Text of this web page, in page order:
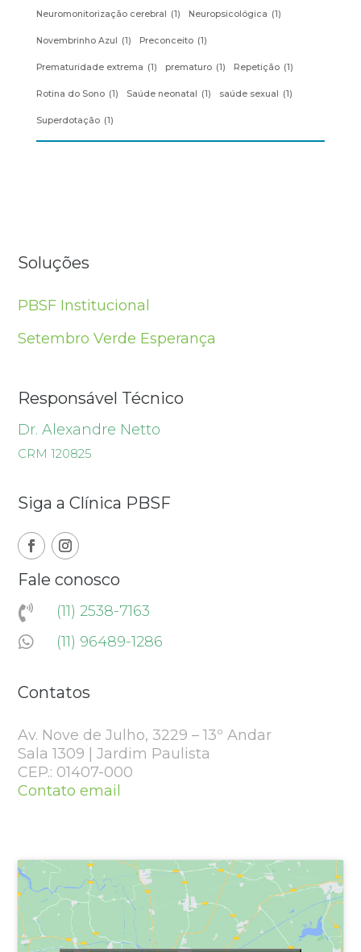
Neuromonitorização cerebral (1) Neuropsicológica (1)
Novembrinho Azul (1) Preconceito (1)
Prematuridade extrema (1) prematuro (1) Repetição (1)
Rotina do Sono (1) Saúde neonatal (1) saúde sexual (1)
Superdotação (1)
Soluções
PBSF Institucional
Setembro Verde Esperança
Responsável Técnico
Dr. Alexandre Netto
CRM 120825
Siga a Clínica PBSF
Fale conosco

(11) 2538-7163
 (11) 96489-1286
Contatos
Av. Nove de Julho, 3229 – 13º Andar
Sala 1309 | Jardim Paulista
CEP.: 01407-000
Contato email